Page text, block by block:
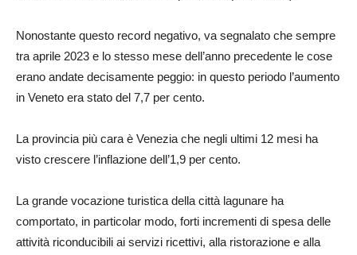
Nonostante questo record negativo, va segnalato che sempre
tra aprile 2023 e lo stesso mese dell’anno precedente le cose
erano andate decisamente peggio: in questo periodo l’aumento
in Veneto era stato del 7,7 per cento.
La provincia più cara è Venezia che negli ultimi 12 mesi ha
visto crescere l’inflazione dell’1,9 per cento.
La grande vocazione turistica della città lagunare ha
comportato, in particolar modo, forti incrementi di spesa delle
attività riconducibili ai servizi ricettivi, alla ristorazione e alla